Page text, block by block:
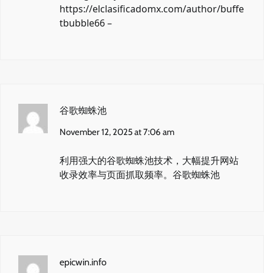
https://elclasificadomx.com/author/buffe
tbubble66–
谷歌蜘蛛池
November 12, 2025 at 7:06 am
利用强大的谷歌蜘蛛池技术，大幅提升网站
收录效率与页面抓取频率。 谷歌蜘蛛池
epicwin.info